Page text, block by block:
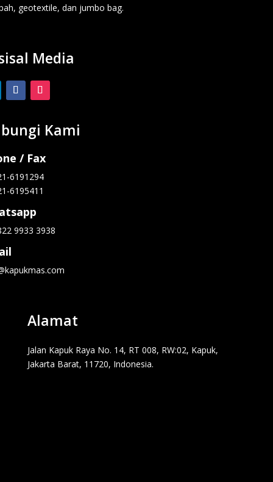
geotextile, dan jumbo bag.
Media
Kami
/ Fax
6191294
6195411
9933 3938
Alamat
Jalan Kapuk Raya No. 14, RT 008, RW:02, Kapuk,
Jakarta Barat, 11720, Indonesia.